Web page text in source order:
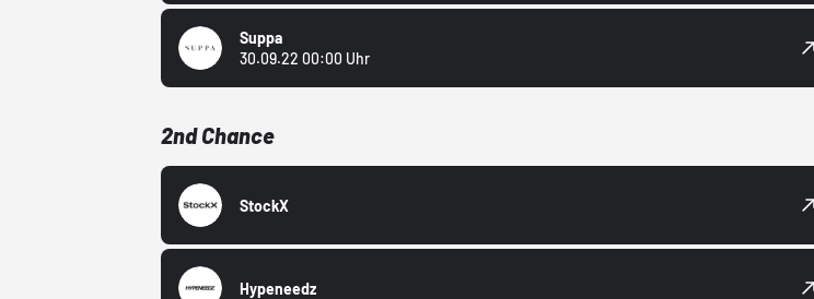
Suppa
30.09.22 00:00 Uhr
2nd Chance
StockX
Hypeneedz